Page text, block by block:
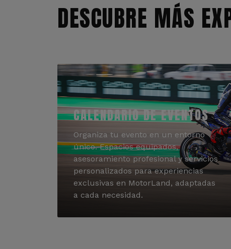
DESCUBRE MÁS
CALENDARIO DE EVENTOS
Organiza tu evento en un entorno
único. Espacios equipados,
asesoramiento profesional y servicios
personalizados para experiencias
exclusivas en MotorLand, adaptadas
a cada necesidad.